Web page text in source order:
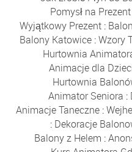
Pomysł na Prezent
Wyjątkowy Prezent:
Balony Katowice:Wzory
Hurtownia
Animacje dla
Hurtownia
Animator Seniora :
Animacje Taneczne :
: Dekoracje
Balony z Helem :